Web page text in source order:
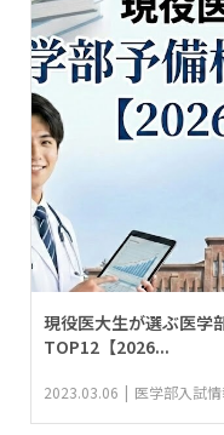
現役医大生が選ぶ医学
TOP12【2026...
2023.03.06 医学部入試